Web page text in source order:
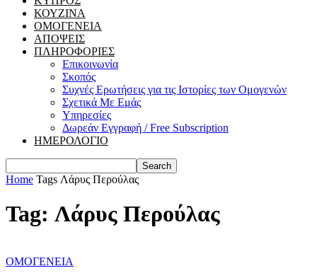
ΚΟΥΖΙΝΑ
ΟΜΟΓΕΝΕΙΑ
ΑΠΟΨΕΙΣ
ΠΛΗΡΟΦΟΡΙΕΣ
Επικοινωνία
Σκοπός
Συχνές Ερωτήσεις για τις Ιστορίες των Ομογενών
Σχετικά Με Εμάς
Υπηρεσίες
Δωρεάν Εγγραφή / Free Subscription
ΗΜΕΡΟΛΟΓΙΟ
Home Tags Λάρυς Περούλας
Tag: Λάρυς Περούλας
ΟΜΟΓΕΝΕΙΑ